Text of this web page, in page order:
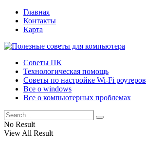
Главная
Контакты
Карта
Советы ПК
Технологическая помощь
Советы по настройке Wi-Fi роутеров
Все о windows
Все о компьютерных проблемах
No Result
View All Result